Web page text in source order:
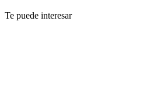
Te puede interesar